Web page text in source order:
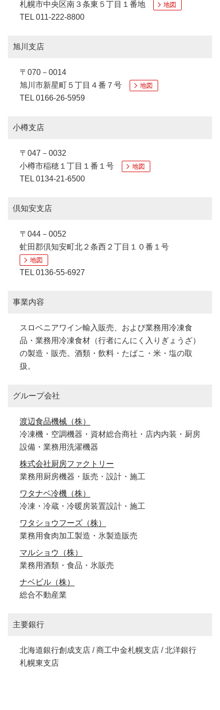
札幌市中央区南３条東５丁目１番地
地図
TEL 011-222-8800
旭川支店
〒070－0014
旭川市新星町５丁目４番７号
地図
TEL 0166-26-5959
小樽支店
〒047－0032
小樽市稲穂１丁目１番１号
地図
TEL 0134-21-6500
倶知安支店
〒044－0052
虻田郡倶知安町北２条西２丁目１０番１号
地図
TEL 0136-55-6927
事業内容
スロベニアワイン輸入販売、および業務用冷凍食
品・業務用冷凍食材（行者にんにく入りぎょうざ）
の製造・販売。酒類・飲料・たばこ・米・塩の取
扱。
グループ会社
渡辺食品機械（株）
冷凍機・空調機器・資材総合商社・店内内装・厨房
設備・業務用洗濯機器
株式会社厨房ファクトリー
業務用厨房機器・販売・設計・施工
ワタナベ冷機（株）
冷凍・冷蔵・冷暖房装置設計・施工
ワタショウフーズ（株）
業務用食肉加工製造・氷製造販売
マルショウ（株）
業務用酒類・食品・氷販売
ナベビル（株）
総合不動産業
主要銀行
北海道銀行創成支店 / 商工中金札幌支店 / 北洋銀行
札幌東支店